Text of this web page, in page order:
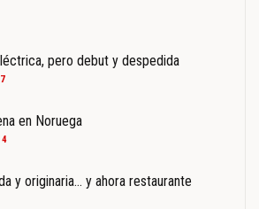
pero debut y despedida
en Noruega
y originaria… y ahora restaurante